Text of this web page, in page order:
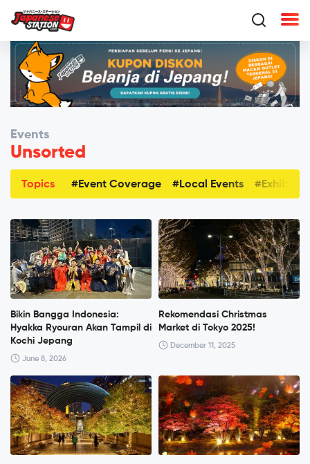
Events
Unsorted
Topics #Event Coverage #Local Events
Bikin Bangga Indonesia:
Hyakka Ryouran Akan Tampil di
Kochi Jepang
June 8, 2026
Rekomendasi Christmas
Market di Tokyo 2025!
December 11, 2025